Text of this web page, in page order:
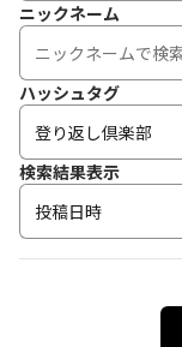
ニックネーム
ハッシュタグ
検索結果表示
投稿日時